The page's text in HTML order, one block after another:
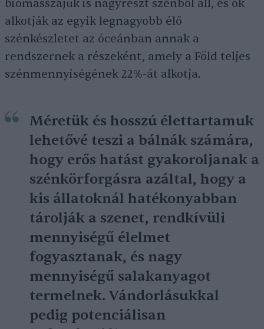
biomasszájuk is nagyrészt szénből áll, és ők
alkotják az egyik legnagyobb élő
szénkészletet az óceánban annak a
rendszernek a részeként, amely a Föld teljes
szénmennyiségének 22%-át alkotja.
Méretük és hosszú élettartamuk
lehetővé teszi a bálnák számára,
hogy erős hatást gyakoroljanak a
szénkörforgásra azáltal, hogy a
kis állatoknál hatékonyabban
tárolják a szenet, rendkívüli
mennyiségű élelmet
fogyasztanak, és nagy
mennyiségű salakanyagot
termelnek. Vándorlásukkal
pedig potenciálisan